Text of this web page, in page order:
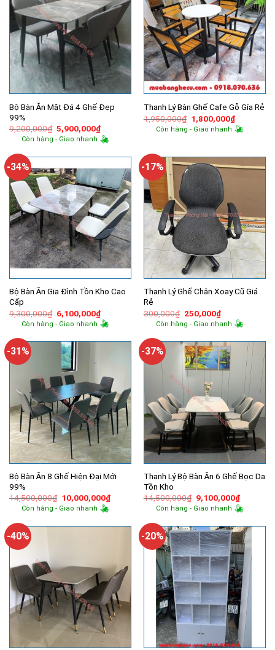
Bộ Bàn Ăn Mặt Đá 4 Ghế Đẹp
99%
9,200,000₫ Giá
gốc
là:
5,900,000₫Giá
hiện
tại
5,900,000₫.
Còn hàng - Giao nhanh
Thanh Lý Bàn Ghế Cafe Gỗ Gía Rẻ
1,950,000₫ Giá
gốc
là:
1,800,000₫Giá
hiện
tại
Còn hàng - Giao nhanh
-34%
Bộ Bàn Ăn Gia Đình Tồn Kho Cao
Cấp
9,300,000₫ Giá
gốc
là:
6,100,000₫Giá
hiện
tại
6,100,000₫.
Còn hàng - Giao nhanh
-17%
Thanh Lý Ghế Chân Xoay Cũ Giá
Rẻ
300,000₫ Giá
gốc
là:
250,000₫Giá
hiện
tại
250,000₫.
Còn hàng - Giao nhanh
-31%
Bộ Bàn Ăn 8 Ghế Hiện Đại Mới
99%
14,500,000₫ Giá
gốc
là:
10,000,000₫Giá
hiện
10,000,000₫.
Còn hàng - Giao nhanh
-37%
Thanh Lý Bộ Bàn Ăn 6 Ghế Bọc Da
Tồn Kho
14,500,000₫ Giá
gốc
là:
9,100,000₫Giá
hiện
tại
Còn hàng - Giao nhanh
-40% -20%